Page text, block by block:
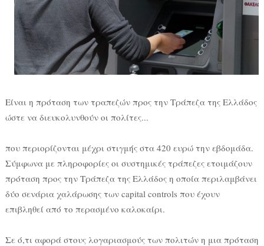
Είναι η πρόταση των τραπεζών προς την Τράπεζα της Ελλάδος
ώστε να διευκολυνθούν οι πολίτες...
που περιορίζονται μέχρι στιγμής στα 420 ευρώ την εβδομάδα.
Σύμφωνα με πληροφορίες οι συστημικές τράπεζες ετοιμάζουν
πρόταση προς την Τράπεζα της Ελλάδος η οποία περιλαμβάνει
δύο σενάρια χαλάρωσης των capital controls που έχουν
επιβληθεί από το περασμένο καλοκαίρι.
Σε ό,τι αφορά στους λογαριασμούς των πολιτών η μια πρόταση